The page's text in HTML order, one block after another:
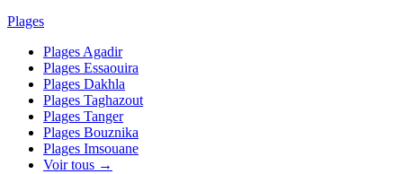
Plages
Plages Agadir
Plages Essaouira
Plages Dakhla
Plages Taghazout
Plages Tanger
Plages Bouznika
Plages Imsouane
Voir tous →